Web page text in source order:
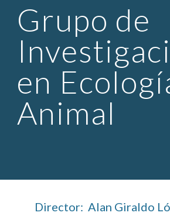
Grupo de
en
Animal
Director:  Alan Giraldo